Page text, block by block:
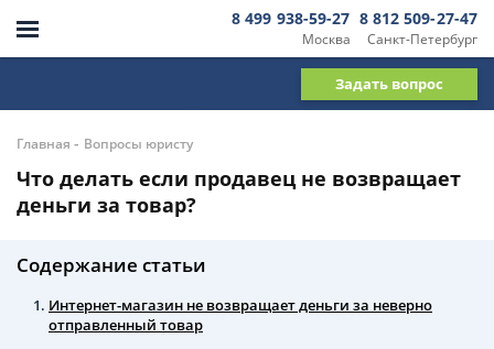
Москва
8 499 938-59-27
Санкт-Петербург
8 812 509-27-47
Задать вопрос
Главная - Вопросы юристу
Что делать если продавец не возвращает
деньги за товар?
Содержание статьи
Интернет-магазин не возвращает деньги за неверно
отправленный товар